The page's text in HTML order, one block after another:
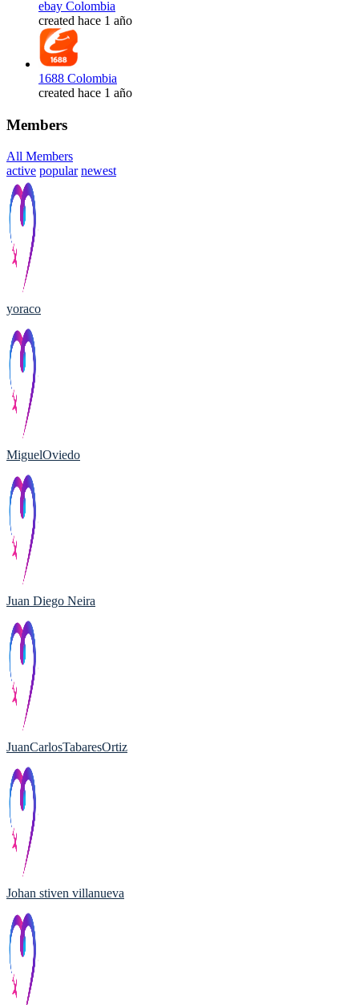
ebay Colombia
created hace 1 año
1688 Colombia
created hace 1 año
Members
All Members
active popular newest
yoraco
MiguelOviedo
Juan Diego Neira
JuanCarlosTabaresOrtiz
Johan stiven villanueva